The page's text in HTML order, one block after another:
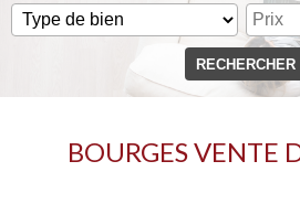
BOURGES VENTE